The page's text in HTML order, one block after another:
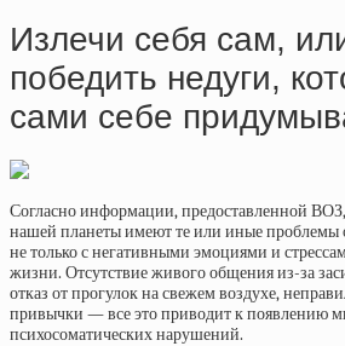
Излечи себя сам,
победить недуги,
сами себе
Согласно информации, предоставленной
нашей планеты имеют те или иные проблемы
не только с негативными эмоциями и
жизни. Отсутствие живого общения из-за
отказ от прогулок на свежем воздухе,
привычки — все это приводит к появлению
психосоматических нарушений.